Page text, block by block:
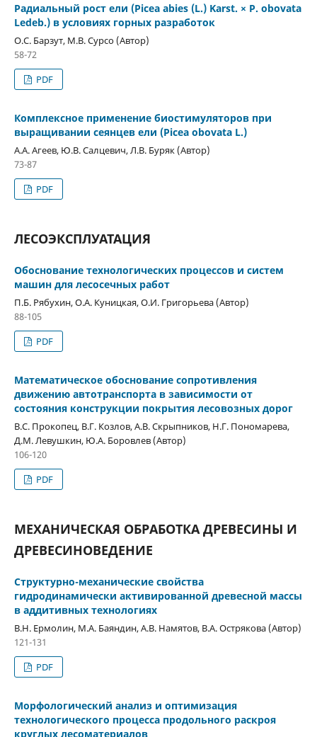
Радиальный рост ели (Picea abies (L.) Karst. × P. obovata
Ledeb.) в условиях горных разработок
О.С. Барзут, М.В. Сурсо (Автор)
58-72
PDF
Комплексное применение биостимуляторов при
выращивании сеянцев ели (Picea obovata L.)
А.А. Агеев, Ю.В. Салцевич, Л.В. Буряк (Автор)
73-87
PDF
ЛЕСОЭКСПЛУАТАЦИЯ
Обоснование технологических процессов и систем
машин для лесосечных работ
П.Б. Рябухин, О.А. Куницкая, О.И. Григорьева (Автор)
88-105
PDF
Математическое обоснование сопротивления
движению автотранспорта в зависимости от
состояния конструкции покрытия лесовозных дорог
В.С. Прокопец, В.Г. Козлов, А.В. Скрыпников, Н.Г. Пономарева,
Д.М. Левушкин, Ю.А. Боровлев (Автор)
106-120
PDF
МЕХАНИЧЕСКАЯ ОБРАБОТКА ДРЕВЕСИНЫ И
ДРЕВЕСИНОВЕДЕНИЕ
Структурно-механические свойства
гидродинамически активированной древесной массы
в аддитивных технологиях
В.Н. Ермолин, М.А. Баяндин, А.В. Намятов, В.А. Острякова (Автор)
121-131
PDF
Морфологический анализ и оптимизация
технологического процесса продольного раскроя
круглых лесоматериалов